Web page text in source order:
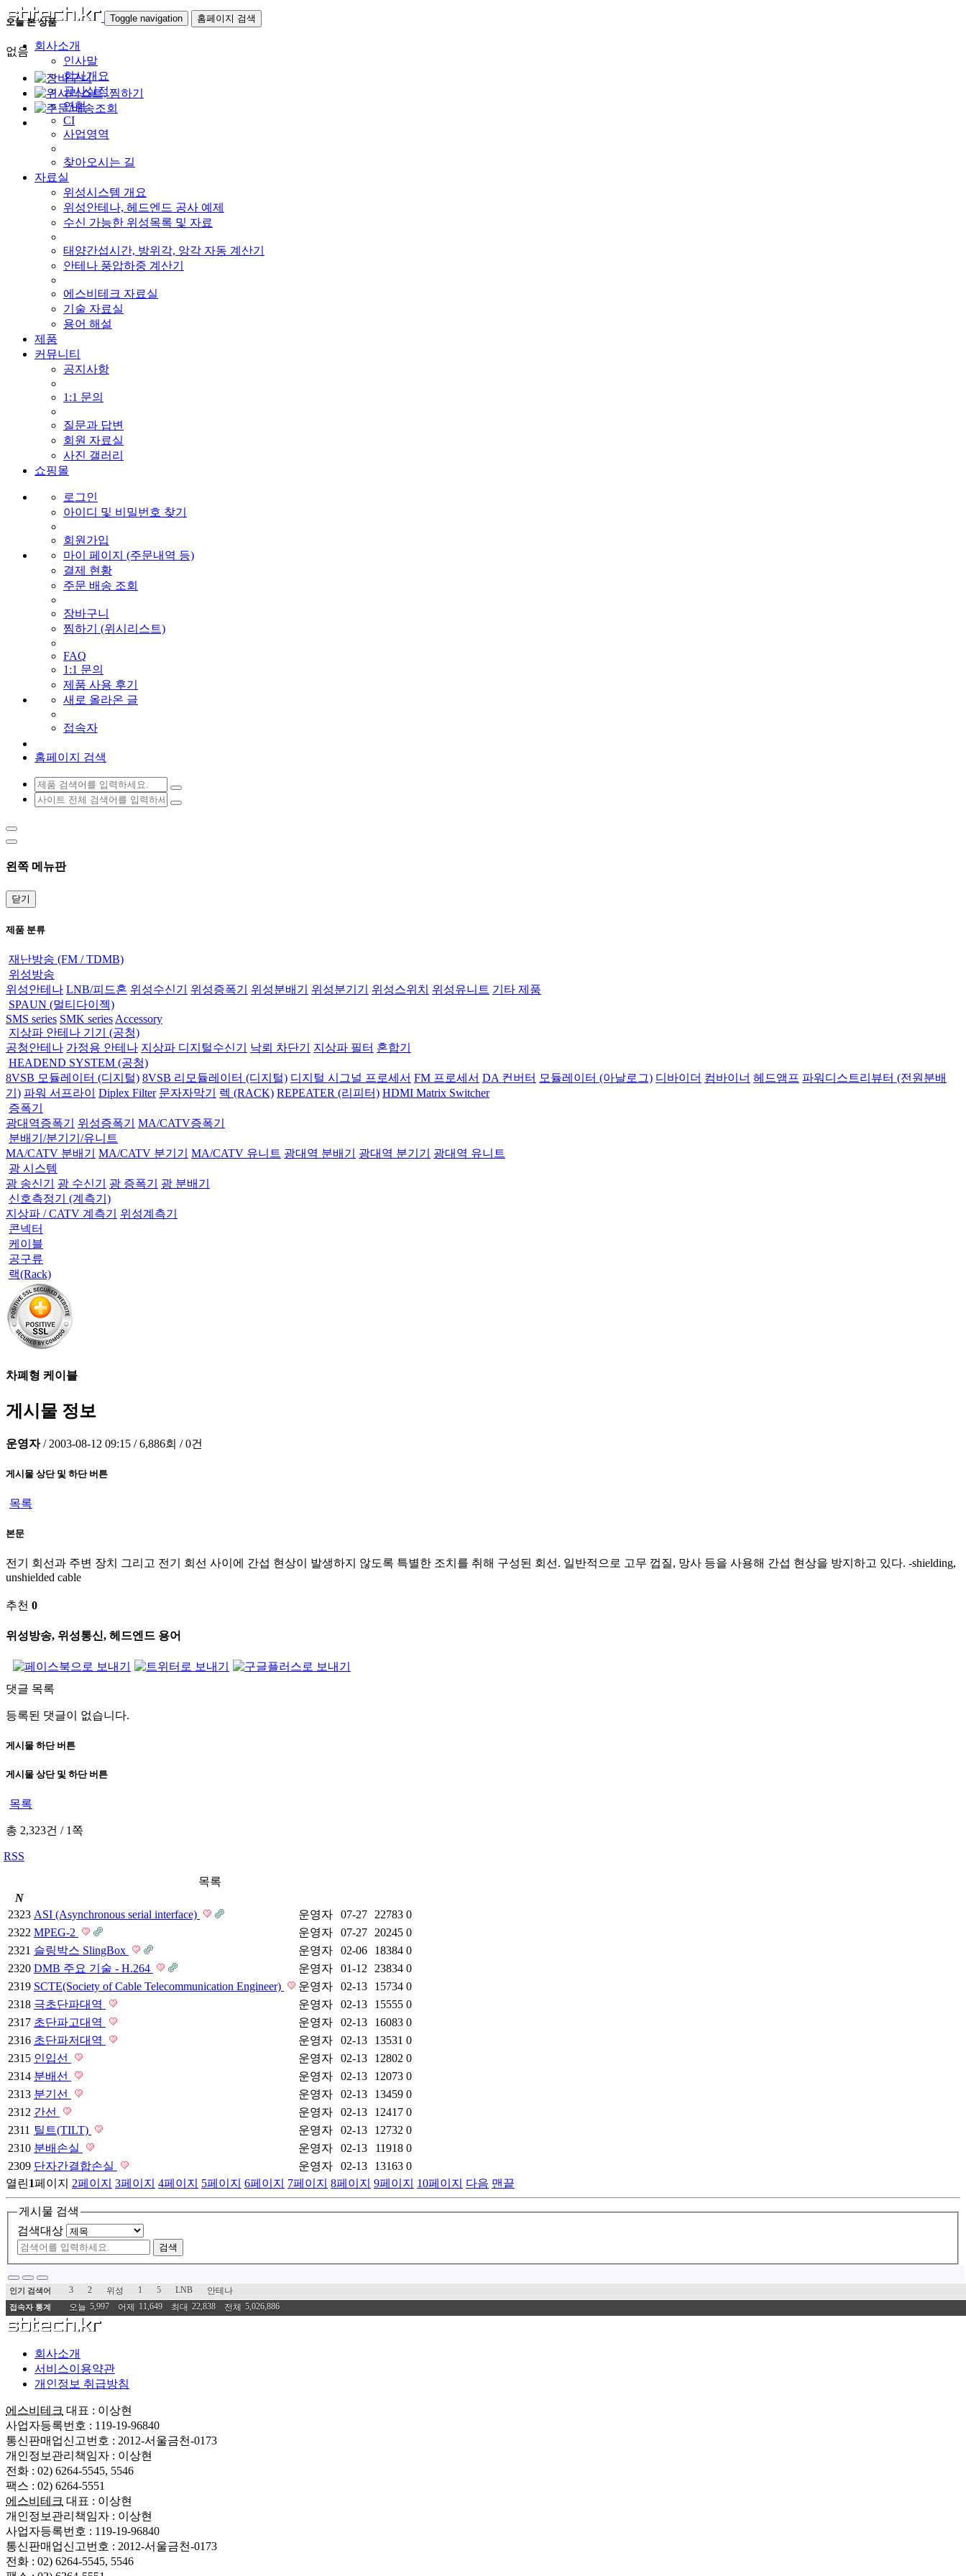
Toggle navigation 홈페이지 검색
회사소개
인사말
회사개요
공사실적
연혁
CI
사업영역
찾아오시는 길
자료실
위성시스템 개요
위성안테나, 헤드엔드 공사 예제
수신 가능한 위성목록 및 자료
태양간섭시간, 방위각, 앙각 자동 계산기
안테나 풍압하중 계산기
에스비테크 자료실
기술 자료실
용어 해설
제품
커뮤니티
공지사항
1:1 문의
질문과 답변
회원 자료실
사진 갤러리
쇼핑몰
로그인
아이디 및 비밀번호 찾기
회원가입
마이 페이지 (주문내역 등)
결제 현황
주문 배송 조회
장바구니
찜하기 (위시리스트)
FAQ
1:1 문의
제품 사용 후기
새로 올라온 글
접속자
홈페이지 검색
왼쪽 메뉴판
닫기
제품 분류
재난방송 (FM / TDMB)
위성방송
위성안테나 LNB/피드혼 위성수신기 위성증폭기 위성분배기 위성분기기 위성스위치 위성유니트 기타 제품
SPAUN (멀티다이젝)
SMS series SMK series Accessory
지상파 안테나 기기 (공청)
공청안테나 가정용 안테나 지상파 디지털수신기 낙뢰 차단기 지상파 필터 혼합기
HEADEND SYSTEM (공청)
8VSB 모듈레이터 (디지털) 8VSB 리모듈레이터 (디지털) 디지털 시그널 프로세서 FM 프로세서 DA 컨버터 모듈레이터 (아날로그) 디바이더 컴바이너 헤드앰프 파워디스트리뷰터 (전원분배
기) 파워 서프라이 Diplex Filter 문자자막기 렉 (RACK) REPEATER (리피터) HDMI Matrix Switcher
증폭기
광대역증폭기
위성증폭기
MA/CATV증폭기
분배기/분기기/유니트
MA/CATV 분배기
MA/CATV 분기기 MA/CATV 유니트 광대역 분배기 광대역 분기기
광대역 유니트
광 시스템
광 송신기
광 수신기 광 증폭기
광 분배기
신호측정기 (계측기)
지상파 / CATV 계측기
위성계측기
콘넥터
케이블
공구류
랙(Rack)
차폐형 케이블
게시물 정보
운영자 / 2003-08-12 09:15 / 6,886회 / 0건
게시물 상단 및 하단 버튼
목록
본문
전기 회선과 주변 장치 그리고 전기 회선 사이에 간섭 현상이 발생하지 않도록 특별한 조치를 취해 구성된 회선. 일반적으로 고무 껍질, 망사 등을 사용해 간섭 현상을 방지하고 있다. -shielding,
unshielded cable
추천 0
위성방송, 위성통신, 헤드엔드 용어
댓글 목록
등록된 댓글이 없습니다.
게시물 하단 버튼
게시물 상단 및 하단 버튼
목록
총 2,323건 /1쪽
RSS
목록
N
2323 ASI (Asynchronous serial interface) 운영자 07-27 22783 0
2322 MPEG-2 운영자 07-27 20245 0
2321 슬링박스 SlingBox 운영자 02-06 18384 0
2320 DMB 주요 기술 - H.264 운영자 01-12 23834 0
2319 SCTE(Society of Cable Telecommunication Engineer) 운영자 02-13 15734 0
2318 극초단파대역 운영자 02-13 15555 0
2317 초단파고대역 운영자 02-13 16083 0
2316 초단파저대역 운영자 02-13 13531 0
2315 인입선 운영자 02-13 12802 0
2314 분배선 운영자 02-13 12073 0
2313 분기선 운영자 02-13 13459 0
2312 간선 운영자 02-13 12417 0
2311 틸트(TILT) 운영자 02-13 12732 0
2310 분배손실 운영자 02-13 11918 0
2309 단자간결합손실 운영자 02-13 13163 0
열린1페이지 2페이지 3페이지 4페이지 5페이지 6페이지 7페이지 8페이지 9페이지 10페이지 다음 맨끝
게시물 검색
검색대상
검색
오늘 본 상품
없음
인기 검색어 3 2 위성 1 5 LNB 안테나
접속자 통계 오늘 5,997 어제 11,649 최대 22,838 전체 5,026,886
회사소개
서비스이용약관
개인정보 취급방침
에스비테크 대표 : 이상현
사업자등록번호 : 119-19-96840
통신판매업신고번호 : 2012-서울금천-0173
개인정보관리책임자 : 이상현
전화 : 02) 6264-5545, 5546
팩스 : 02) 6264-5551
에스비테크 대표 : 이상현
개인정보관리책임자 : 이상현
사업자등록번호 : 119-19-96840
통신판매업신고번호 : 2012-서울금천-0173
전화 : 02) 6264-5545, 5546